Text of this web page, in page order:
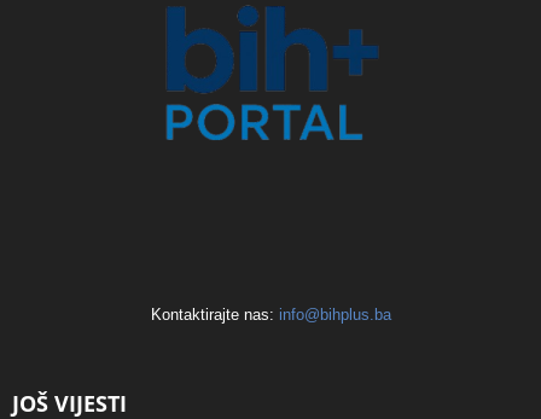
Kontaktirajte nas: info@bihplus.ba
JOŠ VIJESTI